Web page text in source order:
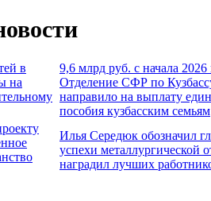
в
на
9,6 млрд руб. с начала 2026
Отделение СФР по
направило на выплату
пособия кузбасским семьям
Илья Середюк обозначил
успехи металлургической
наградил лучших